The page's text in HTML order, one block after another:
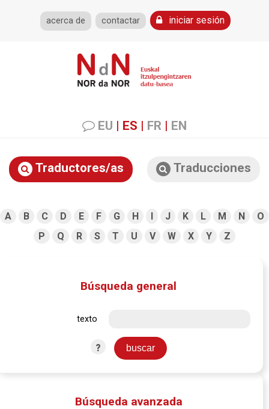
acerca de contactar iniciar sesión
EU | ES | FR | EN
Traductores/as Traducciones
A B C D E F G H I J K L M N
O
P
Q R S T U V W X Y Z
Búsqueda general
texto
?
Búsqueda avanzada